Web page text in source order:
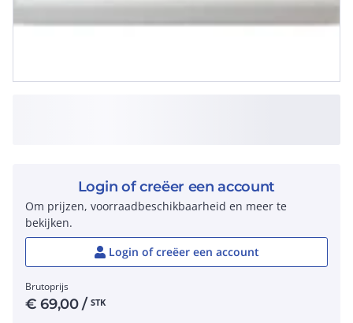
Login of creëer een account
Om prijzen, voorraadbeschikbaarheid en meer te
bekijken.
Login of creëer een account
Brutoprijs
€69,00/ STK